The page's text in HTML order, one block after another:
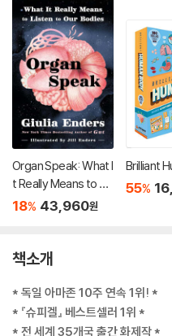
Organ Speak: What I
t Really Means to Lis
ten to Our Bodies
18% 43,960원
Brilliant
55%
책소개
* 독일 아마존 10주 연속 1위! *
* 『슈피겔』 베스트셀러 1위 *
* 전 세계 35개국 출간 화제작 *